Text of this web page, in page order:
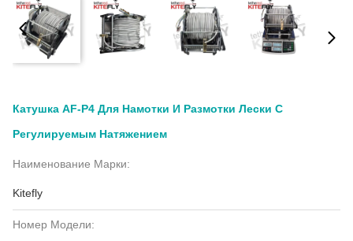
Катушка AF-P4 Для Намотки И Размотки Лески С
Регулируемым Натяжением
Наименование Марки:
Kitefly
Номер Модели: